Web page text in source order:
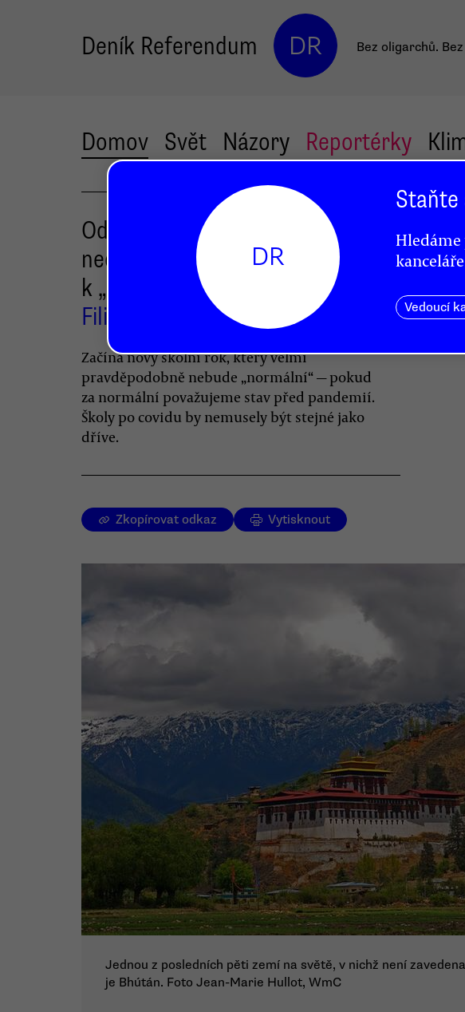
Deník Referendum DR Bez oligarchů.
Domov Svět Názory Reportérky
Od nového školního roku
nečekejme jen návrat
k „normálu“. Chtějme víc
Filip Outrata
Začíná nový školní rok, který velmi
pravděpodobně nebude „normální“ — pokud
za normální považujeme stav před pandemií.
Školy po covidu by nemusely být stejné jako
dříve.
Zkopírovat odkaz Vytisknout
Jednou z posledních pěti zemí na světě, v nichž není
je Bhútán. Foto Jean-Marie Hullot, WmC
DR
Staňte
Hledáme
Vedoucí